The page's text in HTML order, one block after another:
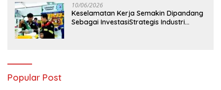
10/06/2026
Keselamatan Kerja Semakin Dipandang
Sebagai InvestasiStrategis Industri
Popular Post